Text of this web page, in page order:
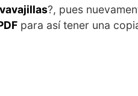
?, pues
para así tener una